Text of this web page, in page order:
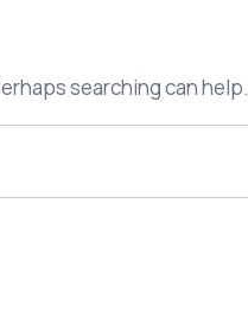
searching can help.